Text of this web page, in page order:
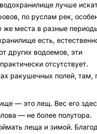
лучше
по руслам рек,
же места в разные
есть,
других водоемов, эти
отсутствует.
ракушечных полей, там,
— это лещ. Вес его
— не более полутора.
леща и зимой.